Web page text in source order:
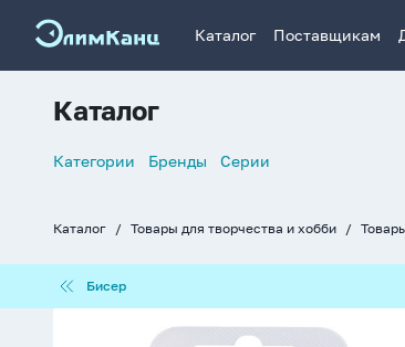
Каталог Поставщикам
Каталог
Список
Категории Бренды Серии
крошки
Каталог Товары для творчества и хобби
Бисер